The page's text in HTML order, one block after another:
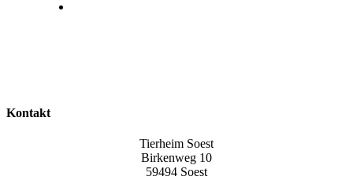
Kontakt
Tierheim Soest
Birkenweg 10
59494 Soest